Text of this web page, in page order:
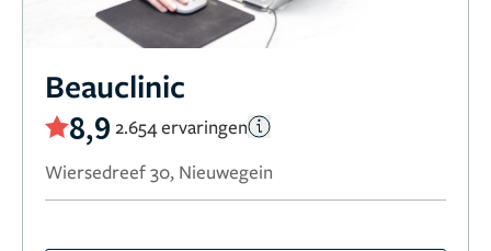
Beauclinic
8,9 2.654 ervaringen
Wiersedreef 30, Nieuwegein